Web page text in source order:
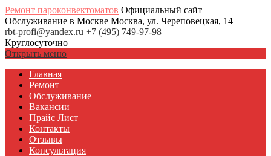
Ремонт пароконвектоматов Официальный сайт
Обслуживание в Москве Москва, ул. Череповецкая, 14
rbt-profi@yandex.ru +7 (495) 749-97-98
Круглосуточно
Открыть меню
Главная
Ремонт
Обслуживание
Вакансии
Прайс Лист
Контакты
Отзывы
Консультация